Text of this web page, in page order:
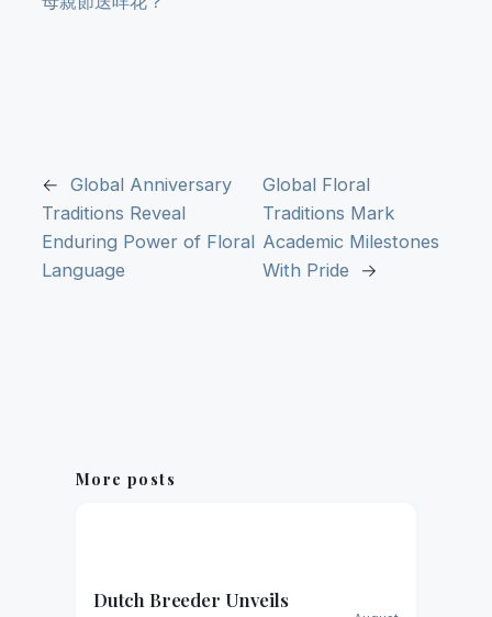
← Global Anniversary
Traditions Reveal
Enduring Power of Floral
Language
Global Floral
Traditions Mark
Academic Milestones
With Pride
→
More posts
Dutch Breeder Unveils